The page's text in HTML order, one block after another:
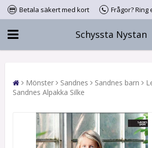
Betala säkert med kort Frågor? Ring
Schyssta Nystan
Mönster Sandnes Sandnes barn
Sandnes Alpakka Silke